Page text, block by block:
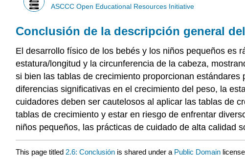
ASCCC Open Educational Resources Initiative
Conclusión de la descripción general
El desarrollo físico de los bebés y los niños pequeños es
estatura/longitud y la circunferencia de la cabeza,
si bien las tablas de crecimiento proporcionan
diferencias significativas en el crecimiento del peso, la
cuidadores deben ser cautelosos al aplicar las tablas de
tablas de crecimiento y estar en riesgo de enfrentar
niños pequeños, las prácticas de cuidado de alta calidad
This page titled 2.6: Conclusión is shared under a Public Domain